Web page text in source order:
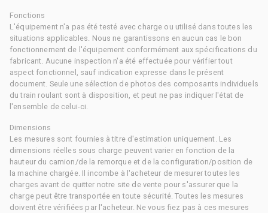
Fonctions
L'équipement n'a pas été testé avec charge ou utilisé dans toutes les
situations applicables. Nous ne garantissons en aucun cas le bon
fonctionnement de l'équipement conformément aux spécifications du
fabricant. Aucune inspection n'a été effectuée pour vérifier tout
aspect fonctionnel, sauf indication expresse dans le présent
document. Seule une sélection de photos des composants individuels
du train roulant sont à disposition, et peut ne pas indiquer l'état de
l'ensemble de celui-ci.
Dimensions
Les mesures sont fournies à titre d'estimation uniquement. Les
dimensions réelles sous charge peuvent varier en fonction de la
hauteur du camion/de la remorque et de la configuration/position de
la machine chargée. Il incombe à l'acheteur de mesurer toutes les
charges avant de quitter notre site de vente pour s'assurer que la
charge peut être transportée en toute sécurité. Toutes les mesures
doivent être vérifiées par l'acheteur. Ne vous fiez pas à ces mesures